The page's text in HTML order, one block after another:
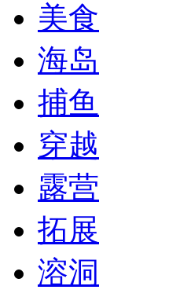
美食
海岛
捕鱼
穿越
露营
拓展
溶洞